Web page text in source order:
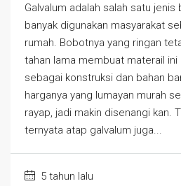
Galvalum adalah salah satu jenis
banyak digunakan masyarakat
rumah. Bobotnya yang ringan
tahan lama membuat materail
sebagai konstruksi dan bahan
harganya yang lumayan murah
rayap, jadi makin disenangi kan.
ternyata atap galvalum juga...
5 tahun lalu